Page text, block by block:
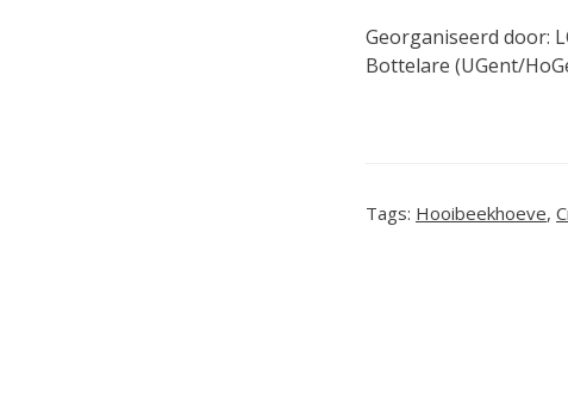
Georganiseerd door:
Bottelare (UGent/
Tags: Hooibeekhoeve,